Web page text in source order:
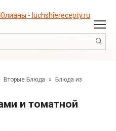
Вторые Блюда »
Блюда из